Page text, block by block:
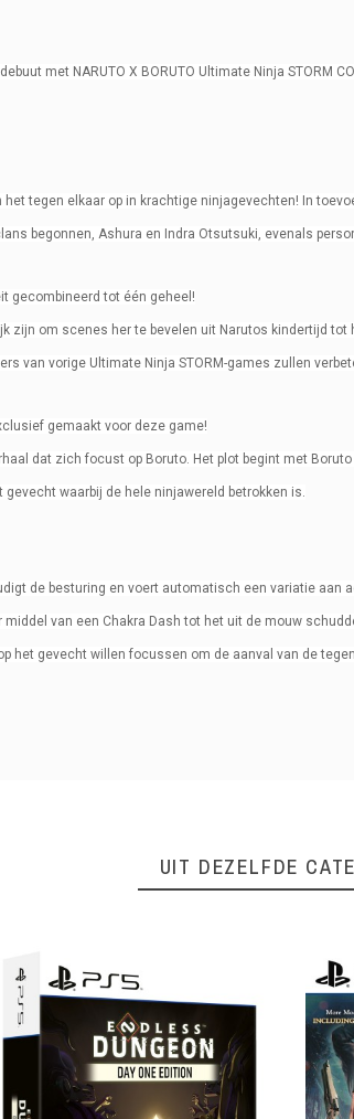
met NARUTO X BORUTO Ultimate Ninja STORM
tegen elkaar op in krachtige ninjagevechten! In
begonnen, Ashura en Indra Otsutsuki, evenals
gecombineerd tot één geheel!
zijn om scenes her te bevelen uit Narutos kindertijd
van vorige Ultimate Ninja STORM-games zullen
gemaakt voor deze game!
dat zich focust op Boruto. Het plot begint met
waarbij de hele ninjawereld betrokken is.
de besturing en voert automatisch een variatie
van een Chakra Dash tot het uit de mouw
het gevecht willen focussen om de aanval van de
UIT DEZELFDE